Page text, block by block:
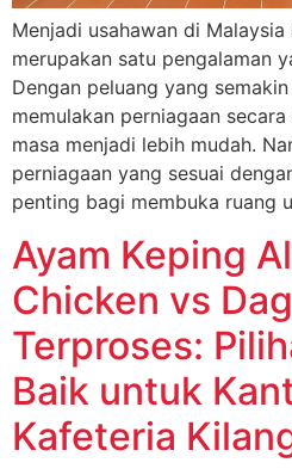
Menjadi usahawan di
merupakan satu pengalaman
Dengan peluang yang
memulakan perniagaan
masa menjadi lebih mudah.
perniagaan yang sesuai
penting bagi membuka ruang
Ayam Keping
Chicken vs
Terproses:
Baik untuk
Kafeteria